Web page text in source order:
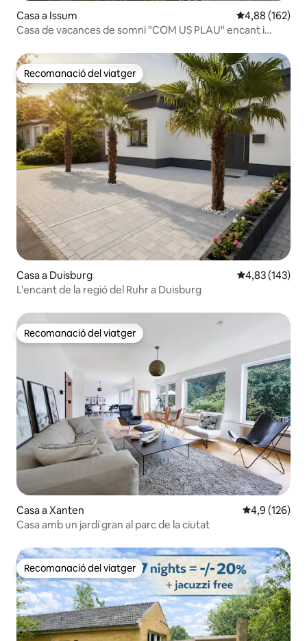
Casa a Issum 4,88 de
4,88 (162)
Casa de vacances de somni "COM US PLAU" encant i
Recomanació del viatger
Recomanació del viatger
Casa a Duisburg 4,83 de
4,83 (143)
L'encant de la regió del Ruhr a Duisburg
Recomanació del viatger
Recomanació del viatger
Casa a Xanten 4,9 de
4,9 (126)
Casa amb un jardí gran al parc de la ciutat
Recomanació del viatger
Recomanació del viatger